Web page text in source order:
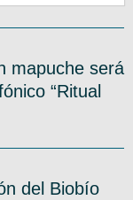
mapuche será
“Ritual
del Biobío